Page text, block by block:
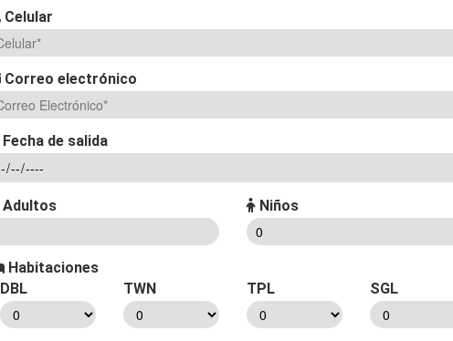
Celular
Correo electrónico
Fecha de salida
Adultos Niños
Habitaciones
DBL
TWN TPL SGL